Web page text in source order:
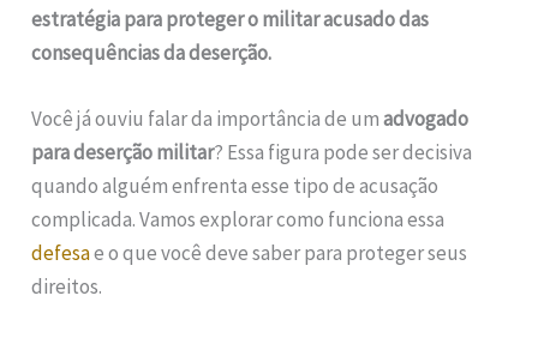
estratégia para proteger o militar acusado das
consequências da deserção.
Você já ouviu falar da importância de umadvogado
para deserção militar? Essa figura pode ser decisiva
quando alguém enfrenta esse tipo de acusação
complicada. Vamos explorar como funciona essa
defesae o que você deve saber para proteger seus
direitos.